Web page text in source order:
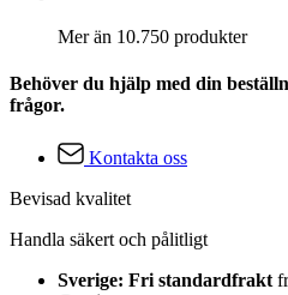
Mer än 10.750 produkter
Behöver du hjälp med din
frågor.
Kontakta oss
Bevisad kvalitet
Handla säkert och pålitligt
Sverige: Fri standardfrakt